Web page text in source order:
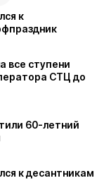
к
все ступени
СТЦ до
60-летний
к десантникам